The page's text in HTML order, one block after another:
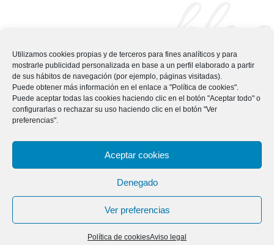
Utilizamos cookies propias y de terceros para fines analíticos y para
mostrarle publicidad personalizada en base a un perfil elaborado a partir
de sus hábitos de navegación (por ejemplo, páginas visitadas).
Puede obtener más información en el enlace a "Política de cookies".
Puede aceptar todas las cookies haciendo clic en el botón "Aceptar todo" o
configurarlas o rechazar su uso haciendo clic en el botón "Ver
preferencias".
Aceptar cookies
Denegado
Ver preferencias
Política de cookiesAviso legal
blog
© 2026 Todos los derechos reservados
Diseño web Maral Multimedia